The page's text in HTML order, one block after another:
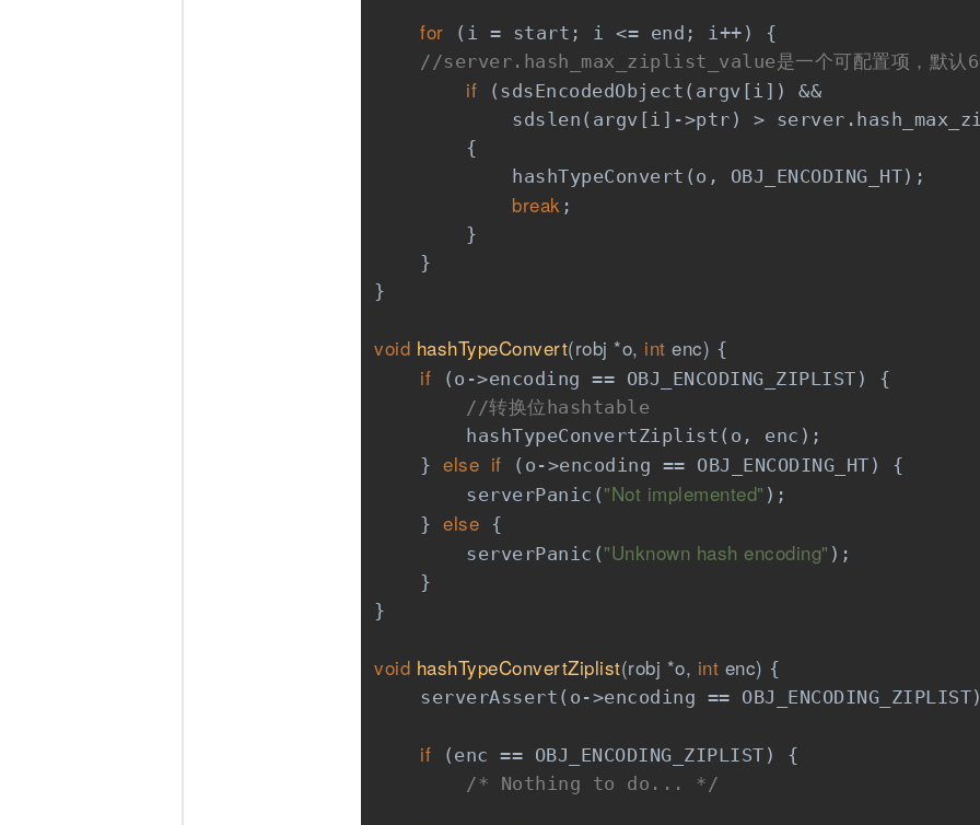
for (i = start; i <= end; i++) {
//server.hash_max_ziplist_value是一个可配置项，默认64
if (sdsEncodedObject(argv[i]) &&
sdslen(argv[i]->ptr) >
{
hashTypeConvert(o, OBJ_ENCODING_HT);
break ;
}
}
}
void hashTypeConvert(robj *o, int enc) {
if (o->encoding == OBJ_ENCODING_ZIPLIST) {
//转换位hashtable
hashTypeConvertZiplist(o, enc);
} else if (o->encoding == OBJ_ENCODING_HT) {
serverPanic( "Not implemented" );
} else {
serverPanic( "Unknown hash encoding" );
}
}
void hashTypeConvertZiplist(robj *o, int enc) {
serverAssert(o->encoding ==
if (enc == OBJ_ENCODING_ZIPLIST) {
/* Nothing to do... */